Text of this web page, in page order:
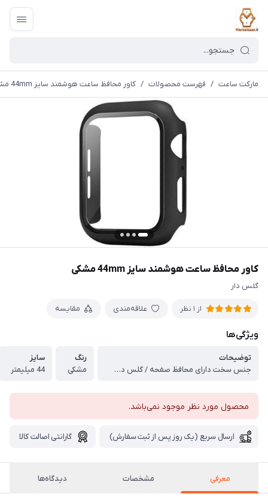
مارکت ساعت / فهرست محصولات / کاور محافظ ساعت هوشمند سایز 44mm مشکی
کاور محافظ ساعت هوشمند سایز 44mm مشکی
گلس دار
از 1 نظر علاقه‌مندی مقایسه
ویژگی‌ها
توضیحات
جنس سخت دارای محافظ صفحه / گلس دسترسی آسان به درگاه ها
رنگ
مشکی
سایز
44 میلیمتر
محصول مورد نظر موجود نمی‌باشد.
ارسال سریع (یک روز پس از ثبت سفارش) گارانتی اصالت کالا
معرفی مشخصات دیدگاه‌ها